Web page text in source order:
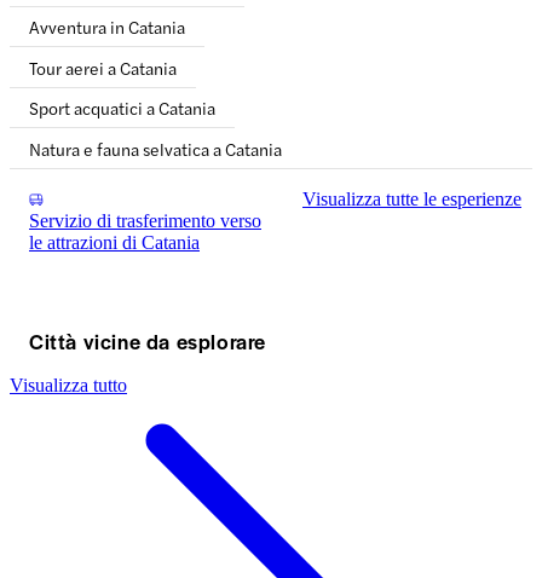
Avventura in Catania
Tour aerei a Catania
Sport acquatici a Catania
Natura e fauna selvatica a Catania
Servizio di trasferimento verso
le attrazioni di Catania
Visualizza tutte le esperienze
Città vicine da esplorare
Visualizza tutto